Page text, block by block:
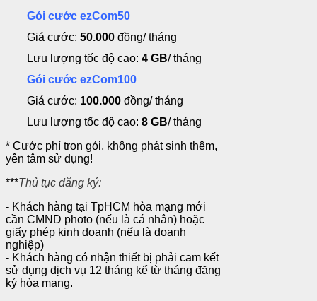
Gói cước ezCom50
Giá cước: 50.000 đồng/ tháng
Lưu lượng tốc độ cao: 4 GB/ tháng
Gói cước ezCom100
Giá cước: 100.000 đồng/ tháng
Lưu lượng tốc độ cao: 8 GB/ tháng
* Cước phí trọn gói, không phát sinh thêm,
yên tâm sử dụng!
***Thủ tục đăng ký:
- Khách hàng tại TpHCM hòa mạng mới
cần CMND photo (nếu là cá nhân) hoặc
giấy phép kinh doanh (nếu là doanh
nghiệp)
- Khách hàng có nhận thiết bị phải cam kết
sử dụng dịch vụ 12 tháng kể từ tháng đăng
ký hòa mạng.